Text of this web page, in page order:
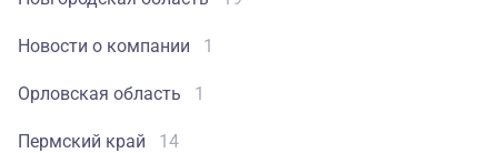
Новости о компании 1
Орловская область 1
Пермский край 14